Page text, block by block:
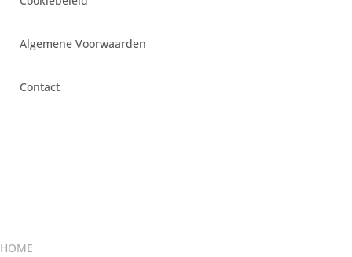
Algemene Voorwaarden
Contact
HOME